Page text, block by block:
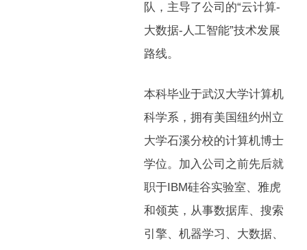
队，主导了公司的“云计算-
大数据-人工智能”技术发展
路线。
本科毕业于武汉大学计算机
科学系，拥有美国纽约州立
大学石溪分校的计算机博士
学位。加入公司之前先后就
职于IBM硅谷实验室、雅虎
和领英，从事数据库、搜索
引擎、机器学习、大数据、